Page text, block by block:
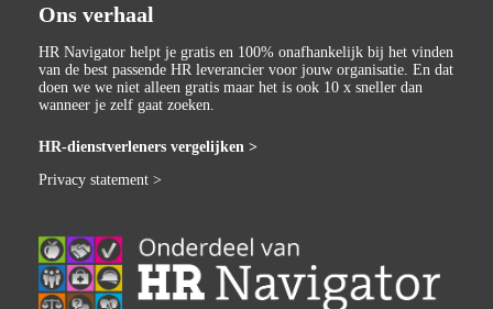
Ons verhaal
HR Navigator helpt je gratis en 100% onafhankelijk bij het vinden
van de best passende HR leverancier voor jouw organisatie. En dat
doen we we niet alleen gratis maar het is ook 10 x sneller dan
wanneer je zelf gaat zoeken.
HR-dienstverleners vergelijken >
Privacy statement >